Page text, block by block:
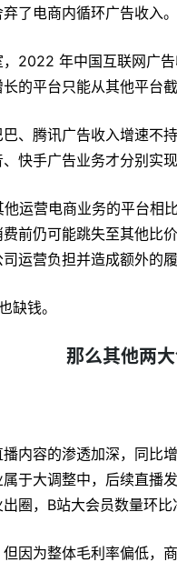
了电商内循环广告收入。
2022 年中国互联网广
的平台只能从其他平台截
、腾讯广告收入增速不
快手广告业务才分别实
他运营电商业务的平台
前仍可能跳失至其他比
运营负担并造成额外的履
缺钱。
那么其他两大
内容的渗透加深，同比
于大调整中，后续直播
圈，B站大会员数量环
因为整体毛利率偏低，